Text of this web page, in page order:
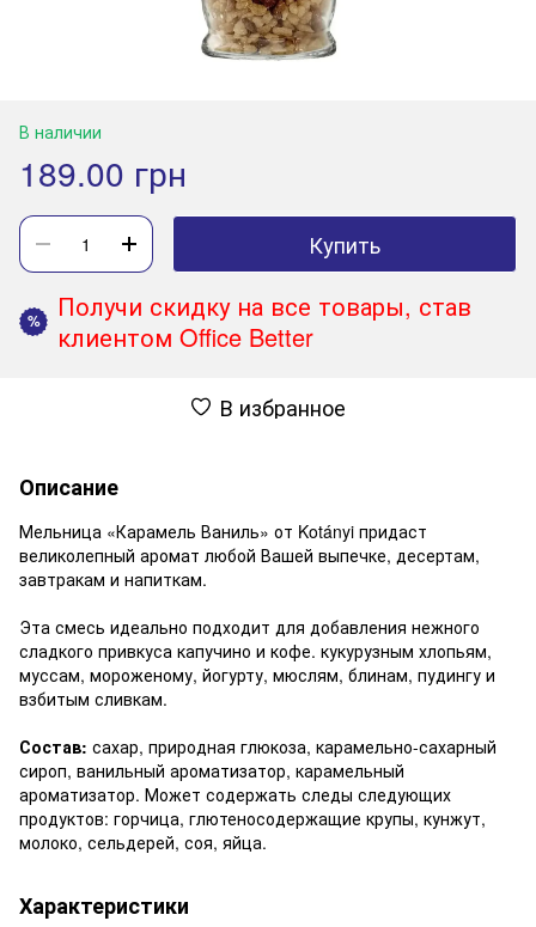
В наличии
189.00 грн
Купить
%
Получи скидку на все товары, став
клиентом Office Better
В избранное
Описание
Мельница «Карамель Ваниль» от Kotányi придаст
великолепный аромат любой Вашей выпечке, десертам,
завтракам и напиткам.
Эта смесь идеально подходит для добавления нежного
сладкого привкуса капучино и кофе. кукурузным хлопьям,
муссам, мороженому, йогурту, мюслям, блинам, пудингу и
взбитым сливкам.
Состав: сахар, природная глюкоза, карамельно-сахарный
сироп, ванильный ароматизатор, карамельный
ароматизатор. Может содержать следы следующих
продуктов: горчица, глютеносодержащие крупы, кунжут,
молоко, сельдерей, соя, яйца.
Характеристики